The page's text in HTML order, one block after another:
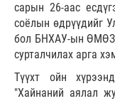
сарын 26-аас
соёлын өдрүүдийг
бол БНХАУ-ын
сурталчилах арга
Түүхт ойн
"Хайнаний аялал